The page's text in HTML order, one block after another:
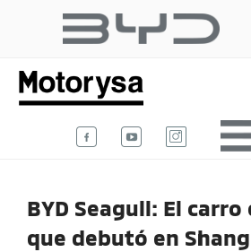
COLOMBIA
BYD Seagull: El
que debutó en